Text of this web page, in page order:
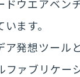
ドウエアベン
ます。
ア発想ツール
ファブリケ